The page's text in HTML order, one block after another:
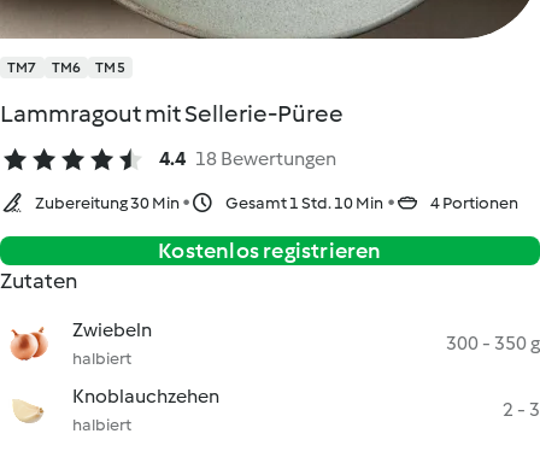
TM7 TM6 TM5
Lammragout mit Sellerie-Püree
4.4 18 Bewertungen
Zubereitung 30 Min Gesamt 1 Std. 10 Min 4 Portionen
Kostenlos registrieren
Zutaten
Zwiebeln
halbiert
300 - 350 g
Knoblauchzehen
halbiert
2 - 3